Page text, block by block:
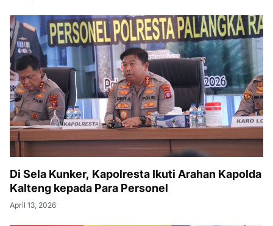
Di Sela Kunker, Kapolresta Ikuti Arahan Kapolda
Kalteng kepada Para Personel
April 13, 2026